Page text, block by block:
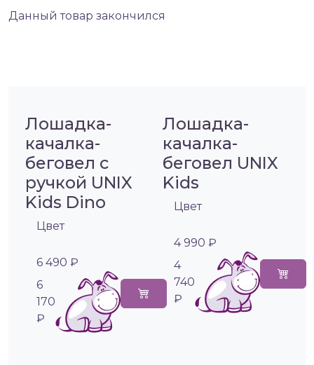
Данный товар закончился
Лошадка-
качалка-
беговел с
ручкой UNIX
Kids Dino
Цвет
6 490 ₽
6
170
₽
Лошадка-
качалка-
беговел UNIX
Kids
Цвет
4 990 ₽
4
740
₽